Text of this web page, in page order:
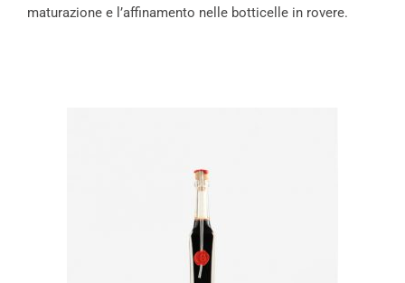
maturazione e l’affinamento nelle botticelle in rovere.